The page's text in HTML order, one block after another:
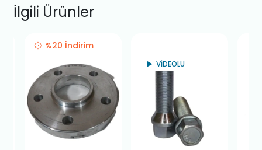
İlgili Ürünler
%20 İndirim
VİDEOLU